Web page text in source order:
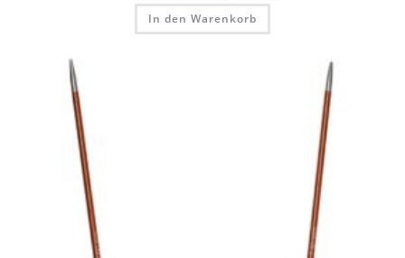
In den Warenkorb